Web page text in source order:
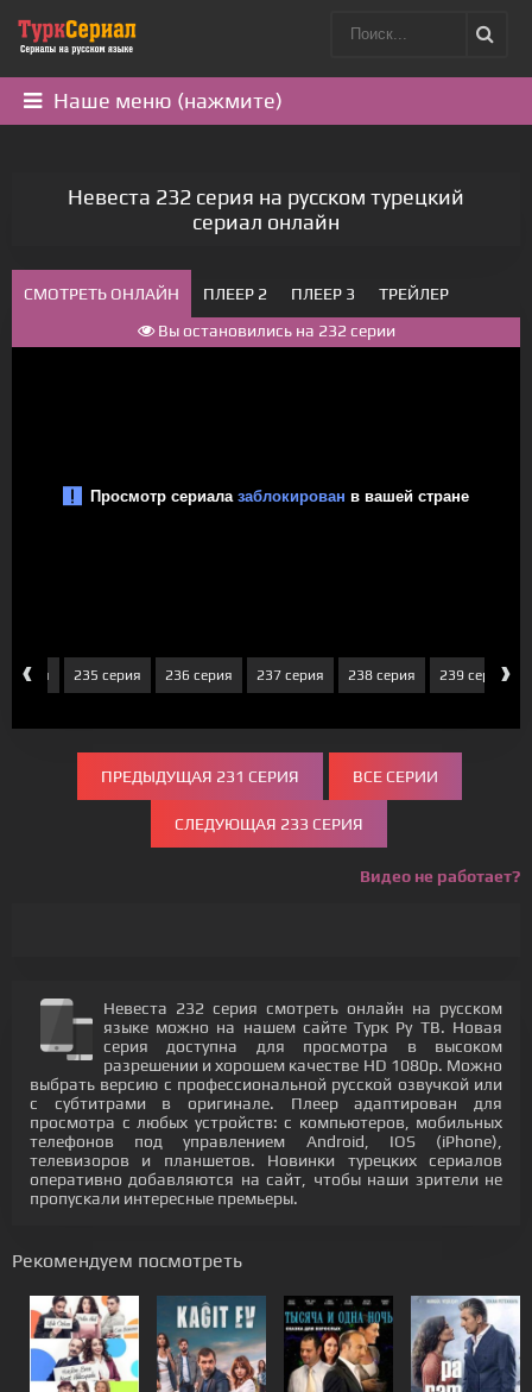
Наше меню (нажмите)
Невеста 232 серия на русском турецкий
сериал онлайн
СМОТРЕТЬ ОНЛАЙН ПЛЕЕР 2 ПЛЕЕР 3
ТРЕЙЛЕР
Вы остановились на 232 серии
‹
серия 235 серия 236 серия 237 серия 238 серия 239 серия›
ПРЕДЫДУЩАЯ 231 СЕРИЯ ВСЕ СЕРИИ
СЛЕДУЮЩАЯ 233 СЕРИЯ
Видео не работает?
Невеста 232 серия смотреть онлайн на русском
языке можно на нашем сайте Турк Ру ТВ. Новая
серия доступна для просмотра в высоком
разрешении и хорошем качестве HD 1080p. Можно
выбрать версию с профессиональной русской озвучкой или
с субтитрами в оригинале. Плеер адаптирован для
просмотра с любых устройств: с компьютеров, мобильных
телефонов под управлением Android, IOS (iPhone),
телевизоров и планшетов. Новинки турецких сериалов
оперативно добавляются на сайт, чтобы наши зрители не
пропускали интересные премьеры.
Рекомендуем посмотреть